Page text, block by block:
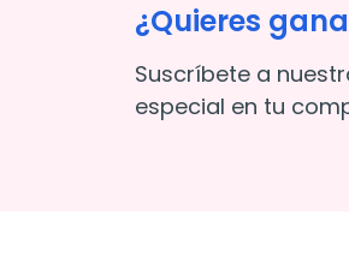
¿Quieres
Suscríbete a
especial en tu